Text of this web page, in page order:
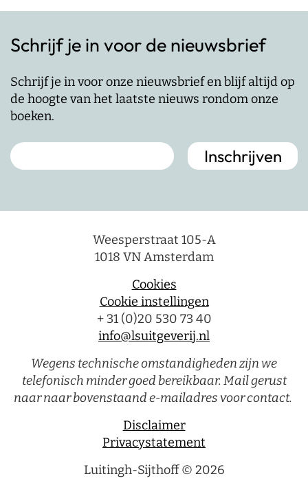
Schrijf je in voor de nieuwsbrief
Schrijf je in voor onze nieuwsbrief en blijf altijd op
de hoogte van het laatste nieuws rondom onze
boeken.
Weesperstraat 105-A
1018 VN Amsterdam
Cookies
Cookie instellingen
+ 31 (0)20 530 73 40
info@lsuitgeverij.nl
Wegens technische omstandigheden zijn we
telefonisch minder goed bereikbaar. Mail gerust
naar naar bovenstaand e-mailadres voor contact.
Disclaimer
Privacystatement
Luitingh-Sijthoff © 2026